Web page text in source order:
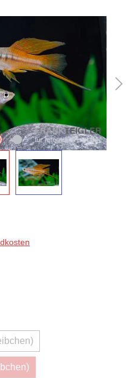
nicht verfügbar.)
ist zurzeit nicht verfügbar.)
ist zurzeit nicht verfügbar.)